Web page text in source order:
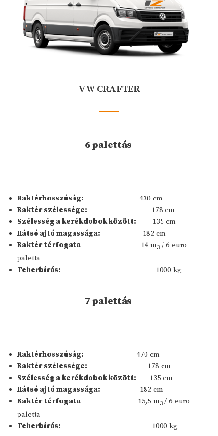
VW CRAFTER
6 palettás
Raktérhosszúság: 430 cm
Raktér szélessége:
178 cm
Szélesség a kerékdobok között: 135 cm
Hátsó ajtó magassága: 182 cm
Raktér térfogata 14 m3 / 6 euro
paletta
Teherbírás:
1000 kg
7 palettás
Raktérhosszúság: 470 cm
Raktér szélessége:
178 cm
Szélesség a kerékdobok között: 135 cm
Hátsó ajtó magassága: 182 cm
Raktér térfogata 15,5 m3 / 6 euro
paletta
Teherbírás:
1000 kg